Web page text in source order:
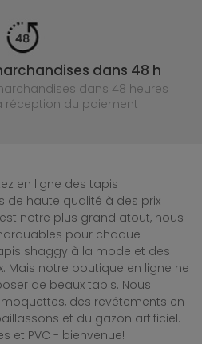
dans 48 h
dans 48 heures
réception du paiement
en ligne des tapis
de haute qualité à des prix
notre plus grand atout, nous
pour chaque
shaggy à la mode et des
Mais notre boutique en ligne ne
de beaux tapis. Nous
des revêtements en
et du gazon artificiel.
et PVC - bienvenue!